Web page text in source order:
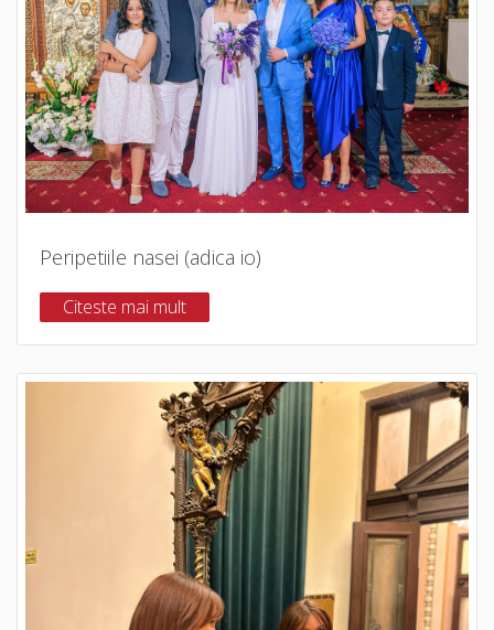
Peripetiile nasei (adica io)
Citeste mai mult